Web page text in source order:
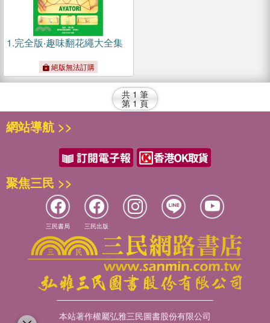
1.完全版‧趣味翻花繩大全集
絕版無法訂購
共 1 筆
第 1 頁
網站導航 >>
聚焦三民 >>
三民書局 三民出版
本站著作權屬弘雅三民圖書股份有限公司